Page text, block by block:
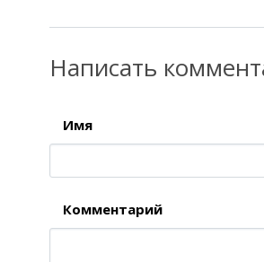
Написать
Имя
Комментарий